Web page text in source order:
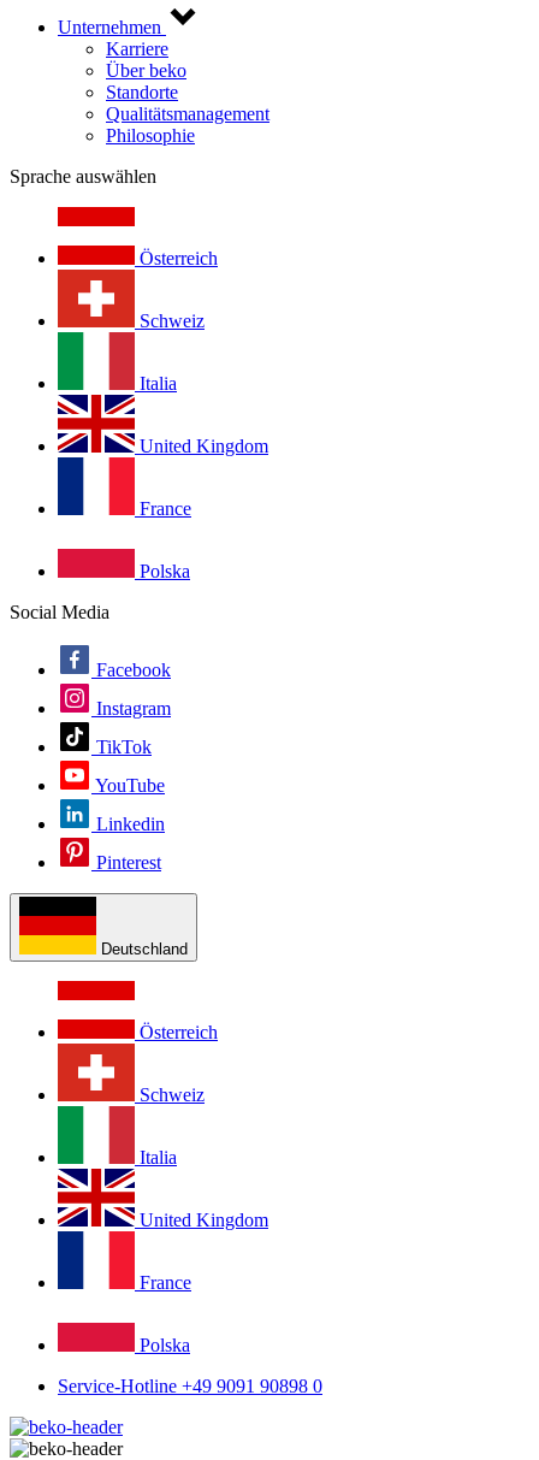
Unternehmen
Karriere
Über beko
Standorte
Qualitätsmanagement
Philosophie
Sprache auswählen
Österreich
Schweiz
Italia
United Kingdom
France
Polska
Social Media
Facebook
Instagram
TikTok
YouTube
Linkedin
Pinterest
Deutschland
Österreich
Schweiz
Italia
United Kingdom
France
Polska
Service-Hotline +49 9091 90898 0